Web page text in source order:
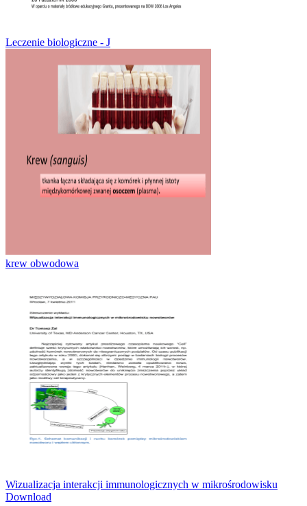
Leczenie biologiczne - J
krew obwodowa
Wizualizacja interakcji immunologicznych w mikrośrodowisku
Download